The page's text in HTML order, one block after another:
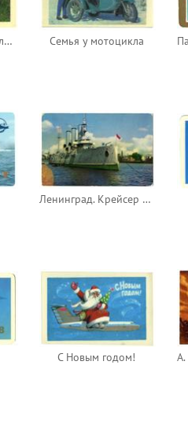
Девушки у мотоцикла «Урал-3» М-66 Семья у мотоцикла
Ленинград. Крейсер «Аврора»
С Новым годом!